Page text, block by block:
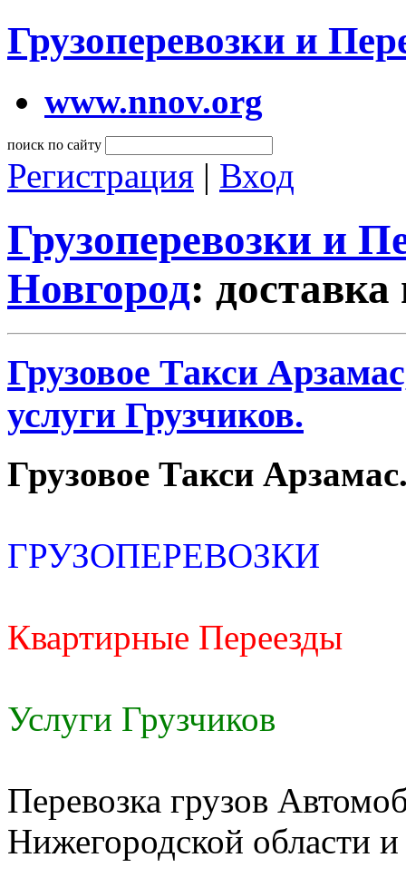
Грузоперевозки и
www.nnov.org
поиск по сайту
Регистрация | Вход
Грузоперевозки и
Новгород: доставка
Грузовое Такси
услуги Грузчиков.
Грузовое Такси
ГРУЗОПЕРЕВОЗКИ
Квартирные Переезды
Услуги Грузчиков
Перевозка грузов
Нижегородской области